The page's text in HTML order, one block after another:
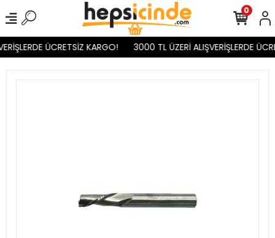
ÜCRETSİZ KARGO! 3000 TL ÜZERİ ALIŞVERİŞLERDE
0